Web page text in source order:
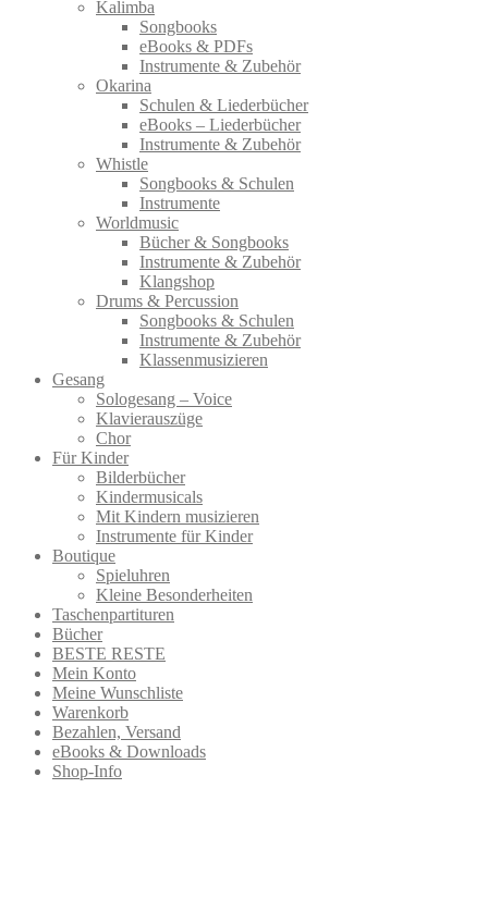
Kalimba
Songbooks
eBooks & PDFs
Instrumente & Zubehör
Okarina
Schulen & Liederbücher
eBooks – Liederbücher
Instrumente & Zubehör
Whistle
Songbooks & Schulen
Instrumente
Worldmusic
Bücher & Songbooks
Instrumente & Zubehör
Klangshop
Drums & Percussion
Songbooks & Schulen
Instrumente & Zubehör
Klassenmusizieren
Gesang
Sologesang – Voice
Klavierauszüge
Chor
Für Kinder
Bilderbücher
Kindermusicals
Mit Kindern musizieren
Instrumente für Kinder
Boutique
Spieluhren
Kleine Besonderheiten
Taschenpartituren
Bücher
BESTE RESTE
Mein Konto
Meine Wunschliste
Warenkorb
Bezahlen, Versand
eBooks & Downloads
Shop-Info